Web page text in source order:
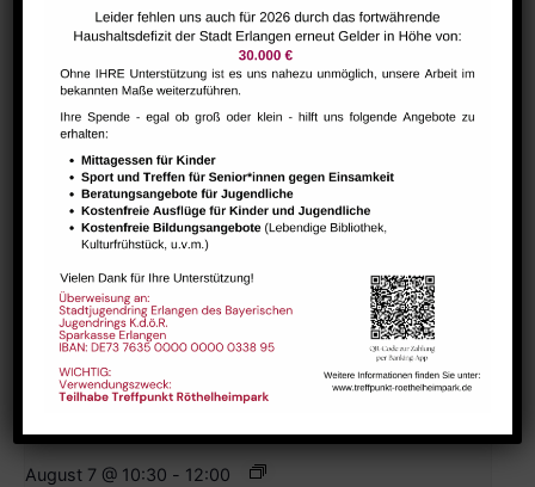
GESTALT – Bewegung für Körper, Geist und Seele älterer
Menschen
August 7 @ 10:30 - 12:00